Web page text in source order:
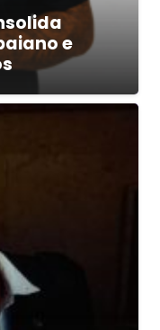
e